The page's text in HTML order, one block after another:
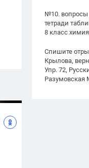
№10. вопросы
тетради
8 класс химия
Спишите
Крылова,
Упр. 72,
Разумовская